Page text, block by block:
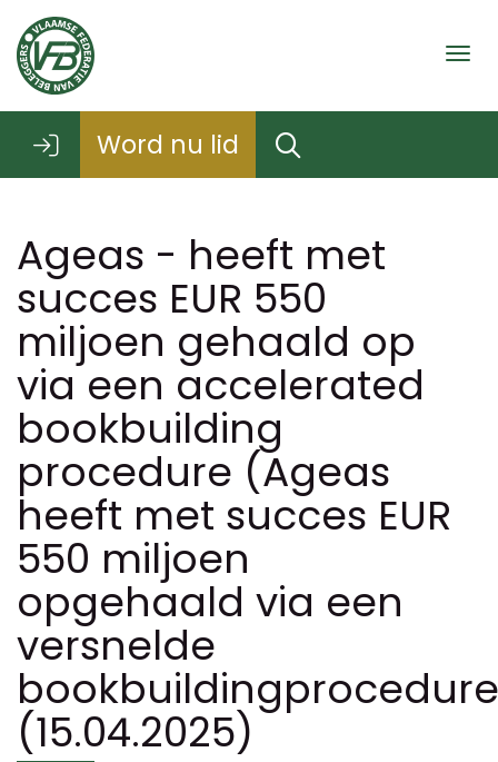
Word nu lid
Ageas - heeft met
succes EUR 550
miljoen gehaald op
via een accelerated
bookbuilding
procedure (Ageas
heeft met succes EUR
550 miljoen
opgehaald via een
versnelde
(15.04.2025)